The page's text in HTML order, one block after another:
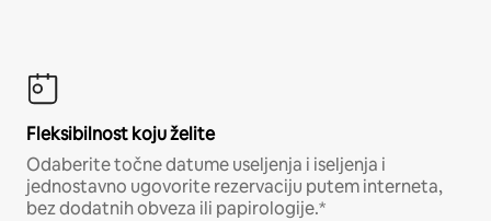
Fleksibilnost koju želite
Odaberite točne datume useljenja i iseljenja i
jednostavno ugovorite rezervaciju putem interneta,
bez dodatnih obveza ili papirologije.*